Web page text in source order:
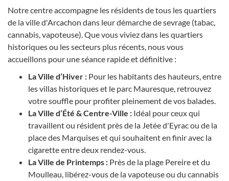
Notre centre accompagne les résidents de tous les quartiers
de la ville d'Arcachon dans leur démarche de sevrage (tabac,
cannabis, vapoteuse). Que vous viviez dans les quartiers
historiques ou les secteurs plus récents, nous vous
accueillons pour une séance rapide et définitive :
La Ville d’Hiver : Pour les habitants des hauteurs, entre
les villas historiques et le parc Mauresque, retrouvez
votre souffle pour profiter pleinement de vos balades.
La Ville d’Été & Centre-Ville : Idéal pour ceux qui
travaillent ou résident près de la Jetée d'Eyrac ou de la
place des Marquises et qui souhaitent en finir avec la
cigarette entre deux rendez-vous.
La Ville de Printemps : Près de la plage Pereire et du
Moulleau, libérez-vous de la vapoteuse ou du cannabis